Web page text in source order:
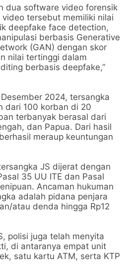
dua software video forensik
tersebut memiliki nilai
deepfake face detection,
berbasis Generative
(GAN) dengan skor
nilai tertinggi dalam
berbasis deepfake,”
2024, tersangka
dari 100 korban di 20
terbanyak berasal dari
dan Papua. Dari hasil
meraup keuntungan
JS dijerat dengan
35 UU ITE dan Pasal
Ancaman hukuman
adalah pidana penjara
atau denda hingga Rp12
polisi juga telah menyita
di antaranya empat unit
satu kartu ATM, serta KTP